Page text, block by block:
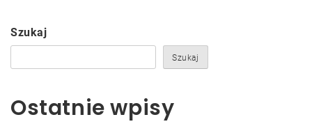
Szukaj
Szukaj
Ostatnie wpisy